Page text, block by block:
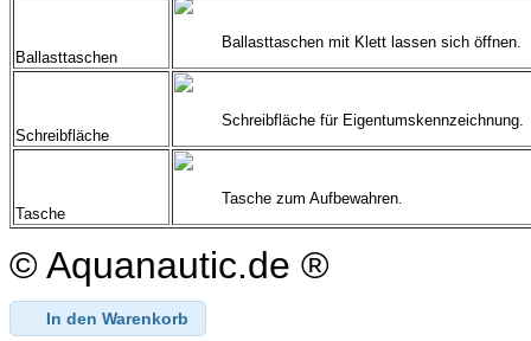
Ballasttaschen
Ballasttaschen mit Klett lassen sich öffnen.
Schreibfläche
Schreibfläche für Eigentumskennzeichnung.
Tasche
Tasche zum Aufbewahren.
© Aquanautic.de ®
In den Warenkorb